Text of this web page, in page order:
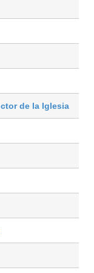
de la Iglesia